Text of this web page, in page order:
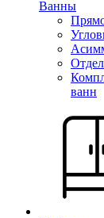
Ванны
ванн